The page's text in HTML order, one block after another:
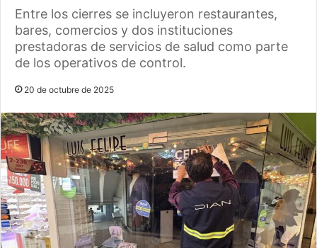
Entre los cierres se incluyeron restaurantes,
bares, comercios y dos instituciones
prestadoras de servicios de salud como parte
de los operativos de control.
20 de octubre de 2025